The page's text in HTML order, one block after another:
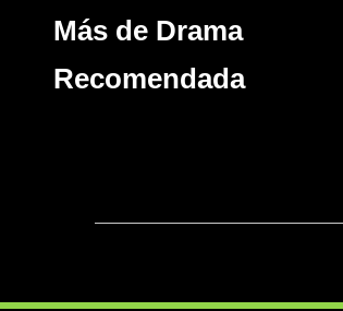
Más de Drama
Recomendada